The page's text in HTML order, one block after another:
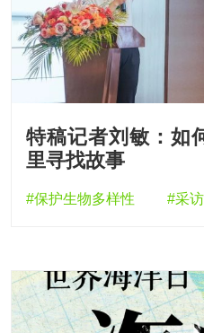
特稿记者刘敏：如
里寻找故事
#保护生物多样性 #采访